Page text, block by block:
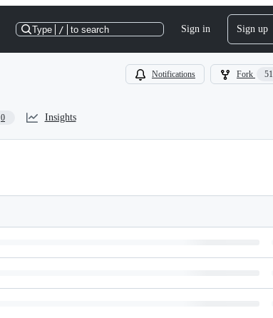
Type / to search Sign in Sign up
Notifications Fork 51
0 Insights